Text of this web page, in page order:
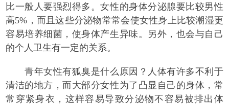
比一般人要强烈得多。女性的身体分泌腺要比较男性
高5%，而且这些分泌物常常会使女性身上比较潮湿更
容易培养细菌，使身体产生异味。另外，也会与自己
的个人卫生有一定的关系。
青年女性有狐臭是什么原因？人体有许多不利于
清洁的地方，而大部分女性为了凸显自己的身体，常
常穿紧身衣，这样容易导致分泌物不容易被排出体